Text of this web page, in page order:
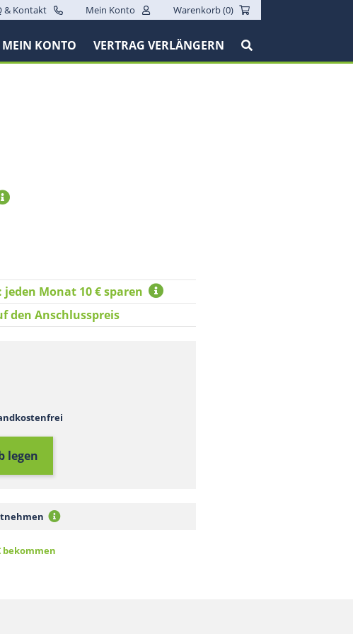
& Kontakt Mein Konto Warenkorb (0)
MEIN KONTO VERTRAG VERLÄNGERN
Monat 10 € sparen
den Anschlusspreis
legen
bekommen